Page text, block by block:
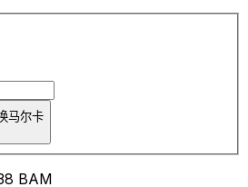
马尔卡
BAM